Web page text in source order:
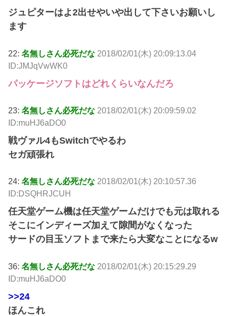
ジュピターはよ2出せやいや出して下さいお願いし
ます
22:名無しさん必死だな 2018/02/01(木) 20:09:13.04
ID:JMJqVwWK0
パッケージソフトはどれくらいなんだろ
23:名無しさん必死だな 2018/02/01(木) 20:09:59.02
ID:muHJ6aDO0
戦ヴァル4もSwitchでやるわ
セガ頑張れ
24:名無しさん必死だな 2018/02/01(木) 20:10:57.36
ID:DSQHRJCUH
任天堂ゲーム機は任天堂ゲームだけでも元は取れる
そこにインディーズ加えて隙間がなくなった
サードの目玉ソフトまで来たら大変なことになるw
36:名無しさん必死だな 2018/02/01(木) 20:15:29.29
ID:muHJ6aDO0
>>24
ほんこれ